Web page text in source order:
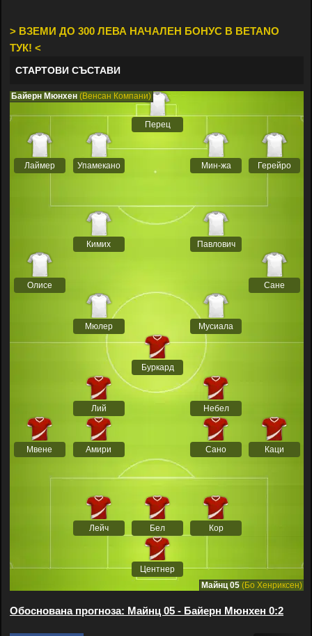
> ВЗЕМИ ДО 300 ЛЕВА НАЧАЛЕН БОНУС В BETANO
ТУК! <
СТАРТОВИ СЪСТАВИ
Байерн Мюнхен (Венсан Компани)
Перец
Лаймер Упамекано Мин-жа Герейро
Кимих Павлович
Олисе Сане
Мюлер Мусиала
Буркард
Лий Небел
Мвене Амири Сано Каци
Лейч Бел Кор
Центнер
Майнц 05 (Бо Хенриксен)
Обоснована прогноза: Майнц 05 - Байерн Мюнхен 0:2